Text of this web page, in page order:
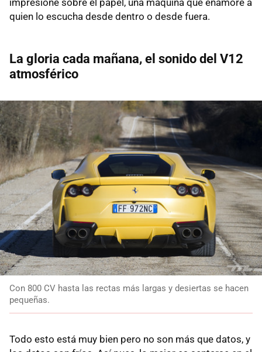
impresione sobre el papel, una máquina que enamore a
quien lo escucha desde dentro o desde fuera.
La gloria cada mañana, el sonido del V12
atmosférico
Con 800 CV hasta las rectas más largas y desiertas se hacen
pequeñas.
Todo esto está muy bien pero no son más que datos, y